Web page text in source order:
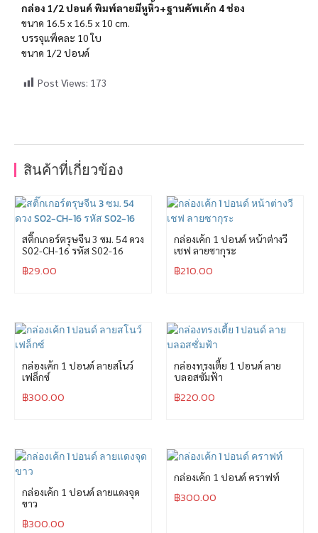
กล่อง 1/2 ปอนด์ พิมพ์ลายมีหูหิ้ว+ฐานคัพเค้ก 4 ช่อง
ขนาด 16.5 x 16.5 x 10 cm.
บรรจุแพ็คละ 10 ใบ
ขนาด 1/2 ปอนด์
Post Views: 173
สินค้าที่เกี่ยวข้อง
สติ๊กเกอร์ตรุษจีน 3 ซม. 54 ดวง
S02-CH-16 รหัส S02-16
฿29.00
กล่องเค้ก 1 ปอนด์ หน้าต่างวี
เชฟ ลายซากุระ
฿210.00
กล่องเค้ก 1 ปอนด์ ลายสโนว์
เฟล็กซ์
฿300.00
กล่องทรงเตี้ย 1 ปอนด์ ลาย
บลอสซั่มฟ้า
฿220.00
กล่องเค้ก 1 ปอนด์ ลายแดงจุด
ขาว
฿300.00
กล่องเค้ก 1 ปอนด์ คราฟท์
฿300.00